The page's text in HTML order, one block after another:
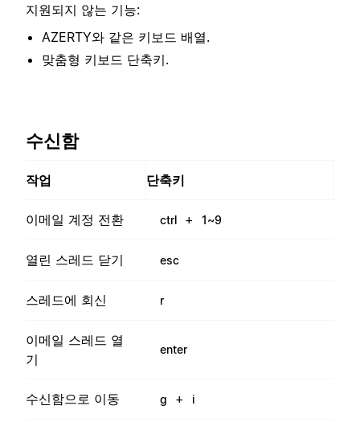
지원되지 않는 기능:
AZERTY와 같은 키보드 배열.
맞춤형 키보드 단축키.
수신함
작업 단축키
이메일 계정 전환 ctrl + 1~9
열린 스레드 닫기 esc
스레드에 회신 r
이메일 스레드 열
기
enter
수신함으로 이동 g + i